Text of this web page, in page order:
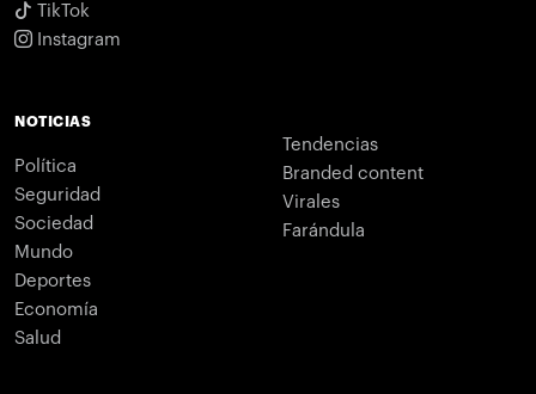
TikTok
Instagram
NOTICIAS
Política
Seguridad
Sociedad
Mundo
Deportes
Economía
Salud
Tendencias
Branded content
Virales
Farándula